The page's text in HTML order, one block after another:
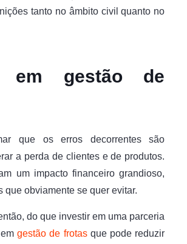
tanto no âmbito civil quanto no
em gestão de
que os erros decorrentes são
a perda de clientes e de produtos.
um impacto financeiro grandioso,
que obviamente se quer evitar.
do que investir em uma parceria
gestão de frotasque pode reduzir